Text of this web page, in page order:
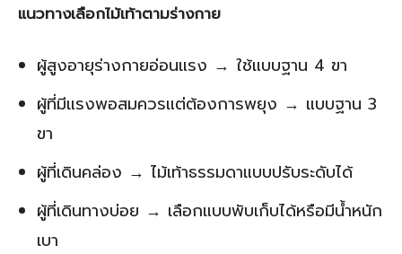
แนวทางเลือกไม้เท้าตามร่างกาย
ผู้สูงอายุร่างกายอ่อนแรง → ใช้แบบฐาน 4 ขา
ผู้ที่มีแรงพอสมควรแต่ต้องการพยุง → แบบฐาน 3
ขา
ผู้ที่เดินคล่อง → ไม้เท้าธรรมดาแบบปรับระดับได้
ผู้ที่เดินทางบ่อย → เลือกแบบพับเก็บได้หรือมีน้ำหนัก
เบา